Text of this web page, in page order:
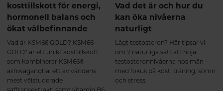
kosttillskott för energi,
hormonell balans och
ökat välbefinnande
Vad är KSM66 GOLD? KSM66
GOLD* är ett unikt kosttillskott
som kombinerar KSM66®
ashwagandha, ett av världens
mest välstuderade
Vad det är och hur du
kan öka nivåerna
naturligt
Lågt testosteron? Här tipsar vi
om 7 naturliga sätt att höja
testosteronnivåerna hos män –
med fokus på kost, träning, sömn
och stress.